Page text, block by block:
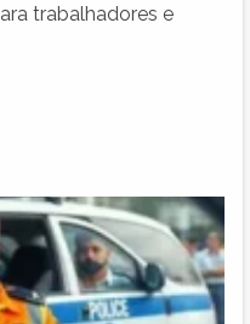
trabalhadores e